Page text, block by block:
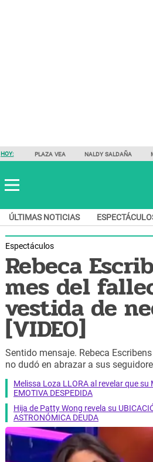
HOY: PLAZA VEA NALDY SALDAÑA
ÚLTIMAS NOTICIAS
Espectáculos
Rebeca
mes del
vestida de
[VIDEO]
Sentido mensaje. Rebeca
no dudó en abrazar a sus
Melissa Loza LLORA al revelar que
EMOTIVA DESPEDIDA
Hija de Patty Wong revela su
ASTRONÓMICA DEUDA